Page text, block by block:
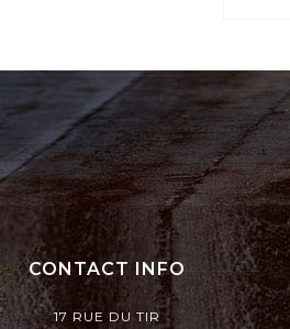
CONTACT INFO
17 RUE DU TIR